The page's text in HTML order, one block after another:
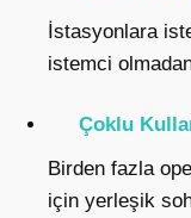
İstasyonlara
istemci
Çoklu
Birden fazla
için yerleşik